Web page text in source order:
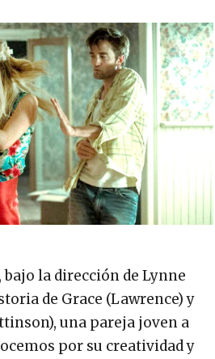
la dirección de Lynne
de Grace (Lawrence) y
una pareja joven a
por su creatividad y